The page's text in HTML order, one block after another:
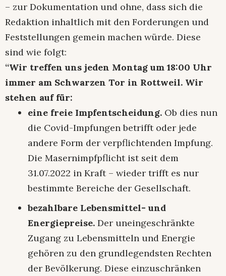
– zur Dokumentation und ohne, dass sich die
Redaktion inhaltlich mit den Forderungen und
Feststellungen gemein machen würde. Diese
sind wie folgt:
“Wir treffen uns jeden Montag um 18:00 Uhr
immer am Schwarzen Tor in Rottweil. Wir
stehen auf für:
eine freie Impfentscheidung. Ob dies nun
die Covid-Impfungen betrifft oder jede
andere Form der verpflichtenden Impfung.
Die Masernimpfpflicht ist seit dem
31.07.2022 in Kraft – wieder trifft es nur
bestimmte Bereiche der Gesellschaft.
bezahlbare Lebensmittel- und
Energiepreise. Der uneingeschränkte
Zugang zu Lebensmitteln und Energie
gehören zu den grundlegendsten Rechten
der Bevölkerung. Diese einzuschränken